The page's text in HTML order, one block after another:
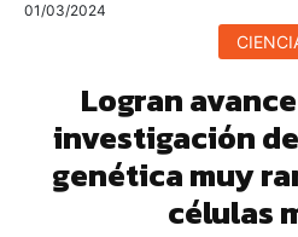
01/03/2024
Logran
investigación
genética muy
células